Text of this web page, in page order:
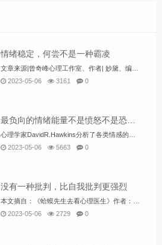
情绪稳定，何尝不是一种霸凌
2023-05-06
3161 0
2023-05-06
5663 0
没有一种批判，比自我批判更强烈
2023-05-06
2729 0